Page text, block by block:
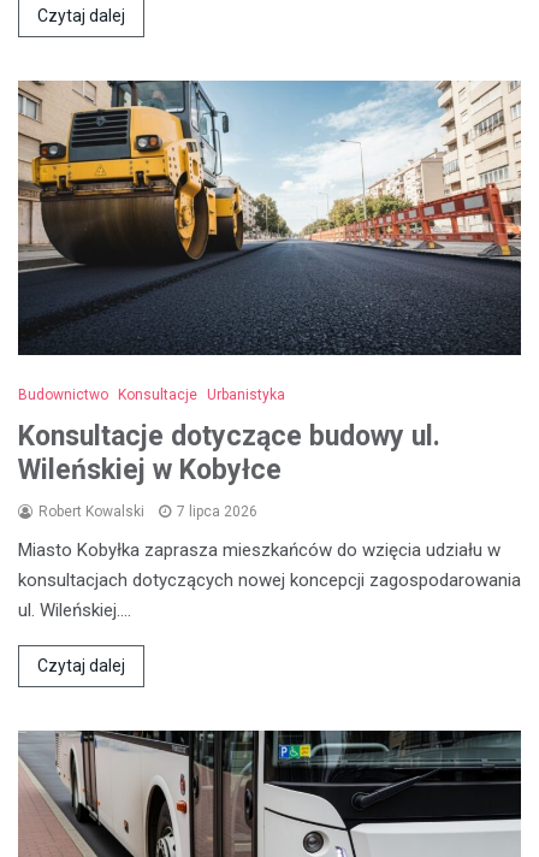
Czytaj dalej
Budownictwo Konsultacje Urbanistyka
Konsultacje dotyczące budowy ul.
Wileńskiej w Kobyłce
Robert Kowalski 7 lipca 2026
Miasto Kobyłka zaprasza mieszkańców do wzięcia udziału w
konsultacjach dotyczących nowej koncepcji zagospodarowania
ul. Wileńskiej.…
Czytaj dalej